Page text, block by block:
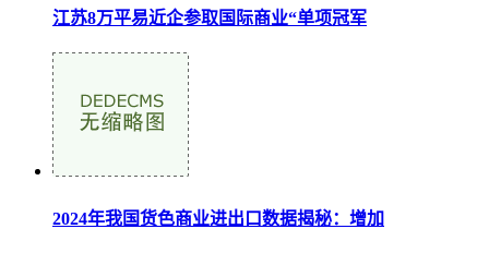
江苏8万平易近企参取国际商业“单项冠军
2024年我国货色商业进出口数据揭秘：增加